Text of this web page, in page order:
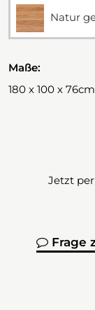
Natur
Maße:
180 x 100 x 76cm
Jetzt
Frage